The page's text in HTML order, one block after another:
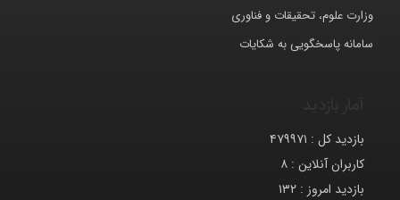
وزارت علوم، تحقیقات و فناوری
سامانه پاسخگویی به شکایات
بازدید کل : ۴۷۹۹۷۱
کاربران آنلاین : ۸
بازدید امروز : ۱۳۲